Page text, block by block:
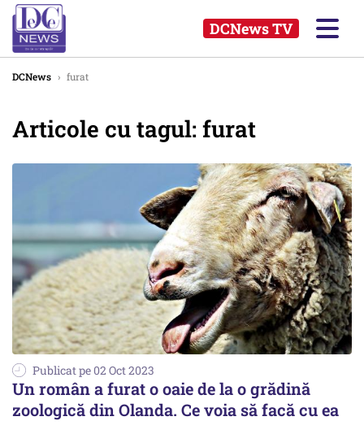
DCNews TV
DCNews › furat
Articole cu tagul: furat
Publicat pe 02 Oct 2023
Un român a furat o oaie de la o grădină
zoologică din Olanda. Ce voia să facă cu ea